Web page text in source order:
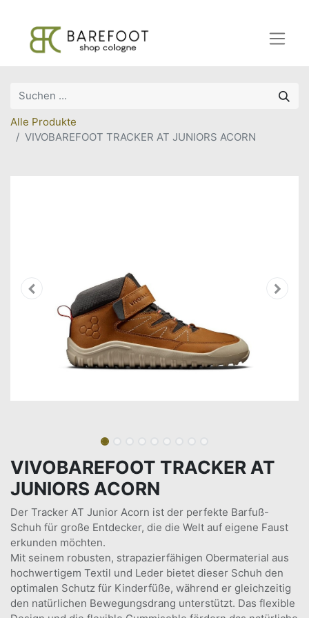
Alle Produkte
VIVOBAREFOOT TRACKER AT JUNIORS ACORN
VIVOBAREFOOT TRACKER AT
JUNIORS ACORN
Der Tracker AT Junior Acorn ist der perfekte Barfuß-
Schuh für große Entdecker, die die Welt auf eigene Faust
erkunden möchten.
Mit seinem robusten, strapazierfähigen Obermaterial aus
hochwertigem Textil und Leder bietet dieser Schuh den
optimalen Schutz für Kinderfüße, während er gleichzeitig
den natürlichen Bewegungsdrang unterstützt. Das flexible